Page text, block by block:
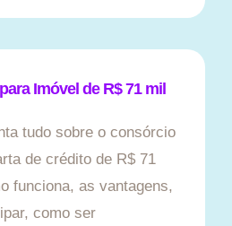
Imóvel de R$ 71 mil
tudo sobre o consórcio
de crédito de R$ 71
funciona, as vantagens,
como ser